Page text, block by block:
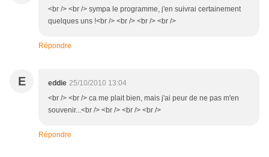
<br /> <br /> sympa le programme, j'en suivrai certainement
quelques uns !<br /> <br /> <br /> <br />
Répondre
E eddie 25/10/2010 13:04
<br /> <br /> ca me plait bien, mais j'ai peur de ne pas m'en
souvenir...<br /> <br /> <br /> <br />
Répondre